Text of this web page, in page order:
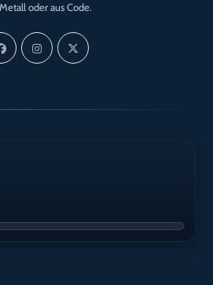
oder aus Code.